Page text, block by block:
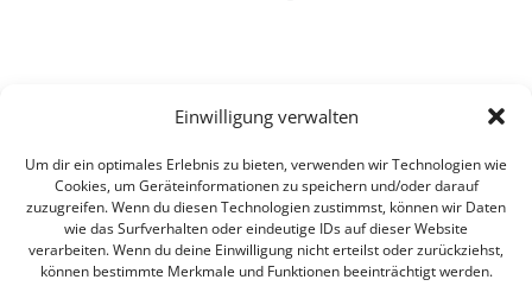
Einwilligung verwalten
Um dir ein optimales Erlebnis zu bieten, verwenden wir Technologien wie
Cookies, um Geräteinformationen zu speichern und/oder darauf
zuzugreifen. Wenn du diesen Technologien zustimmst, können wir Daten
wie das Surfverhalten oder eindeutige IDs auf dieser Website
verarbeiten. Wenn du deine Einwilligung nicht erteilst oder zurückziehst,
können bestimmte Merkmale und Funktionen beeinträchtigt werden.